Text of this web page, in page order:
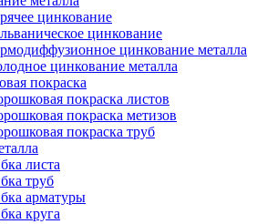
цинкование
цинкование
цинкование металла
цинкование металла
покраска
покраска листов
покраска метизов
покраска труб
листа
труб
арматуры
круга